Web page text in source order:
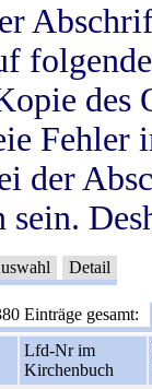
des
Fehler
der
sein.
Detail
Einträge gesamt:
Lfd-Nr im
Kirchenbuch